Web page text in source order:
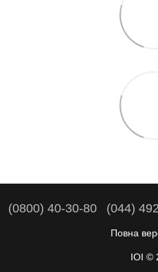
(0800) 40-30-80 (044)
Повна
IOI ©